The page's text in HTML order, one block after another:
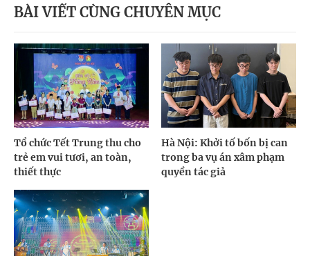
BÀI VIẾT CÙNG CHUYÊN MỤC
Tổ chức Tết Trung thu cho
trẻ em vui tươi, an toàn,
thiết thực
Hà Nội: Khởi tố bốn bị can
trong ba vụ án xâm phạm
quyền tác giả